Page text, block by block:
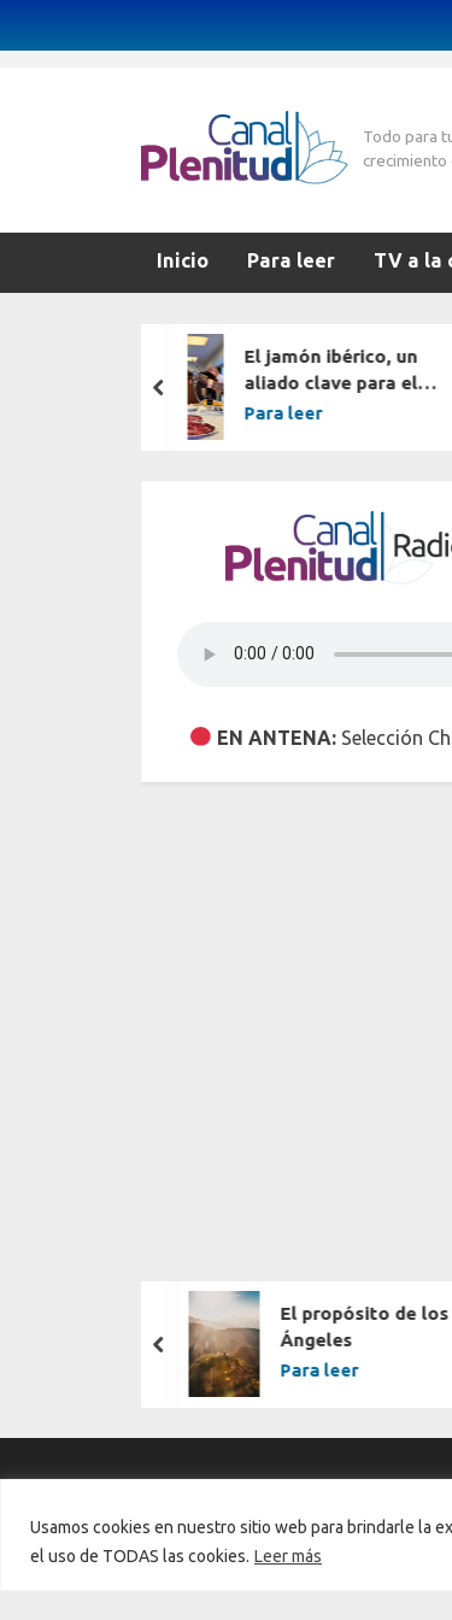
Usamos cookies en nuestro sitio web para brindarle la
el uso de TODAS las cookies. Leer más
Todo para
crecimiento
Inicio Para leer TV a la
El jamón ibérico, un
aliado clave para el
rendimiento deportivo
Para leer
prev
EN ANTENA: Selección
El propósito de los
Ángeles
Para leer
prev